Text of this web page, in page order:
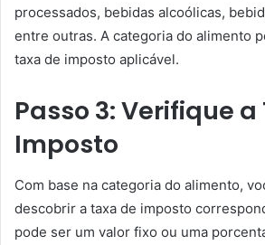
processados, bebidas alcoólicas,
entre outras. A categoria do alimento
taxa de imposto aplicável.
Passo 3: Verifique
Imposto
Com base na categoria do alimento,
descobrir a taxa de imposto
pode ser um valor fixo ou uma